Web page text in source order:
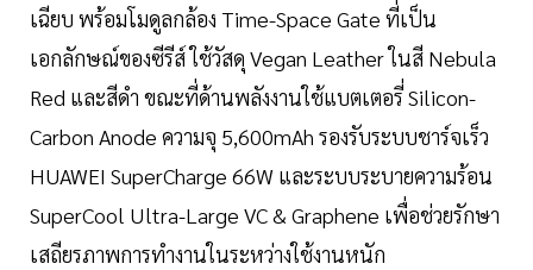
เฉียบ พร้อมโมดูลกล้อง Time-Space Gate ที่เป็น
เอกลักษณ์ของซีรีส์ ใช้วัสดุ Vegan Leather ในสี Nebula
Red และสีดำ ขณะที่ด้านพลังงานใช้แบตเตอรี่ Silicon-
Carbon Anode ความจุ 5,600mAh รองรับระบบชาร์จเร็ว
HUAWEI SuperCharge 66W และระบบระบายความร้อน
SuperCool Ultra-Large VC & Graphene เพื่อช่วยรักษา
เสถียรภาพการทำงานในระหว่างใช้งานหนัก